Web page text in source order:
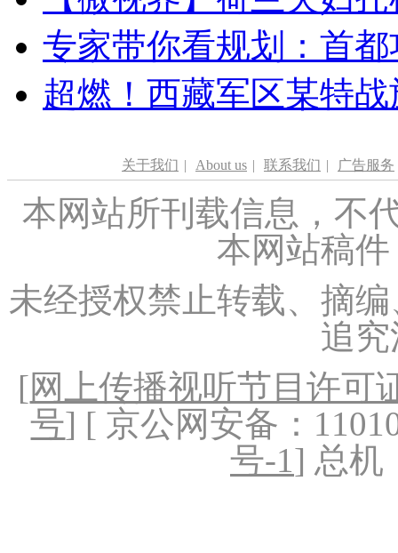
专家带你看规划：首
超燃！西藏军区某特
关于我们 | About us | 联系我们 | 广告服务
本网站所刊载信息，不
本网站稿
未经授权禁止转载、摘
追
[网上传播视听节目许可
号] [ 京公网安备：
号-1] 总机